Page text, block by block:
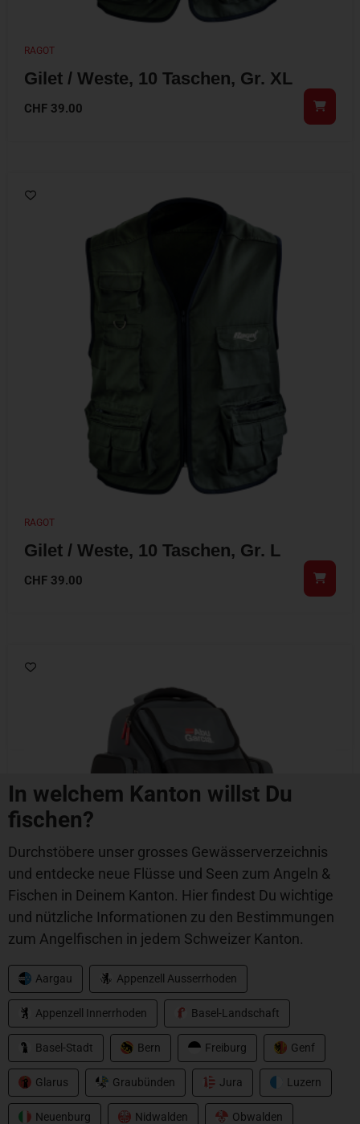
RAGOT
Gilet / Weste, 10 Taschen, Gr. XL
CHF 39.00
RAGOT
Gilet / Weste, 10 Taschen, Gr. L
CHF 39.00
Abu Garcia
Beast Pro Rucksack
CHF139.00
In welchem Kanton willst Du
fischen?
Durchstöbere unser grosses Gewässerverzeichnis
und entdecke neue Flüsse und Seen zum Angeln &
Fischen in Deinem Kanton. Hier findest Du wichtige
und nützliche Informationen zu den Bestimmungen
zum Angelfischen in jedem Schweizer Kanton.
Aargau Appenzell Ausserrhoden
Appenzell Innerrhoden Basel-Landschaft
Basel-Stadt Bern Freiburg Genf
Glarus Graubünden Jura Luzern
Neuenburg Nidwalden Obwalden